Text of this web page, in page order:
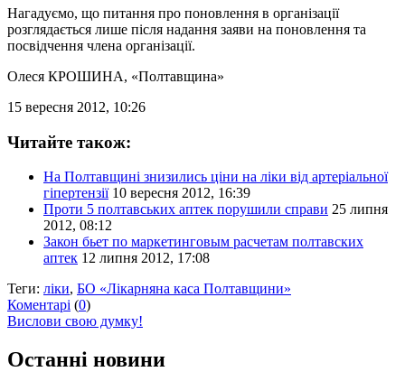
Нагадуємо, що питання про поновлення в організації
розглядається лише після надання заяви на поновлення та
посвідчення члена організації.
Олеся КРОШИНА, «Полтавщина»
15 вересня 2012, 10:26
Читайте також:
На Полтавщині знизились ціни на ліки від артеріальної
гіпертензії 10 вересня 2012, 16:39
Проти 5 полтавських аптек порушили справи 25 липня
2012, 08:12
Закон бьет по маркетинговым расчетам полтавских
аптек 12 липня 2012, 17:08
Теги: ліки, БО «Лікарняна каса Полтавщини»
Коментарі (0)
Вислови свою думку!
Останні новини